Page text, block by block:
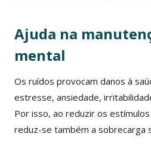
Ajuda na
mental
Os ruídos provocam danos à
estresse, ansiedade,
Por isso, ao reduzir os
reduz-se também a sobrecarga